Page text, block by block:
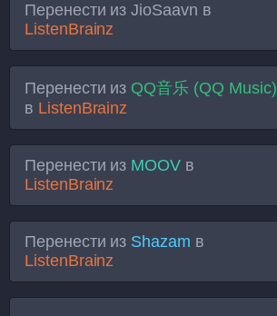
Перенести изJioSaavn в
ListenBrainz
Перенести из QQ音乐 (QQ Music)
в ListenBrainz
Перенести из MOOV в
ListenBrainz
Перенести из Shazam в
ListenBrainz